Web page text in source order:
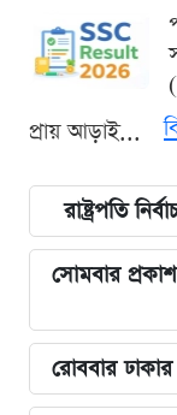
প্রায় আড়াই...
রাষ্ট্রপতি
সোমবার
রোববার